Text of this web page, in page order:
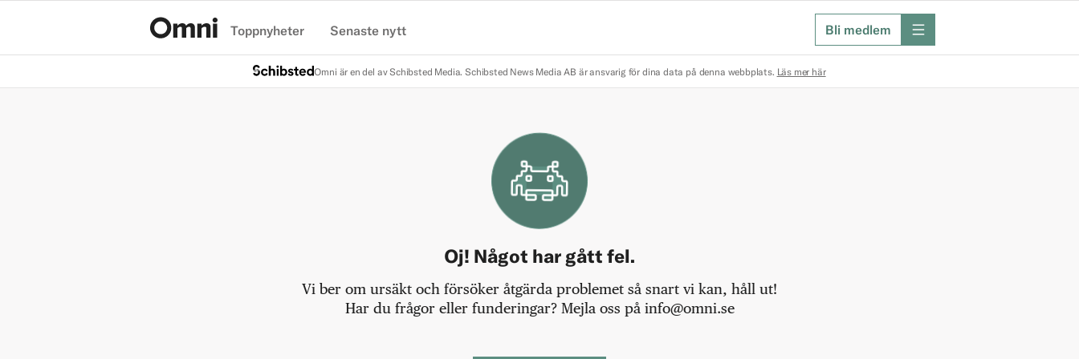
Toppnyheter Senaste nytt Bli medlem meny
Omni är en del av Schibsted Media. Schibsted News Media AB är ansvarig för dina data på denna webbplats. Läs mer här
Oj! Något har gått fel.
Vi ber om ursäkt och försöker åtgärda problemet så snart vi kan, håll ut!
Har du frågor eller funderingar? Mejla oss på info@omni.se